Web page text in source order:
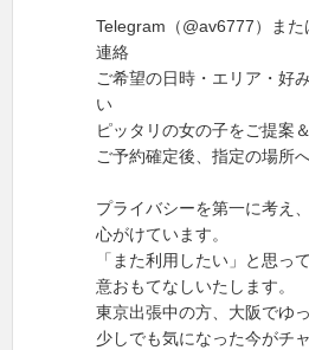
Telegram（@av6777）ま
連絡
ご希望の日時・エリア・好
い
ピッタリの女の子をご提案
ご予約確定後、指定の場所
プライバシーを第一に考え
心がけています。
「また利用したい」と思っ
意おもてなしいたします。
東京出張中の方、大阪でゆ
少しでも気になった今がチ